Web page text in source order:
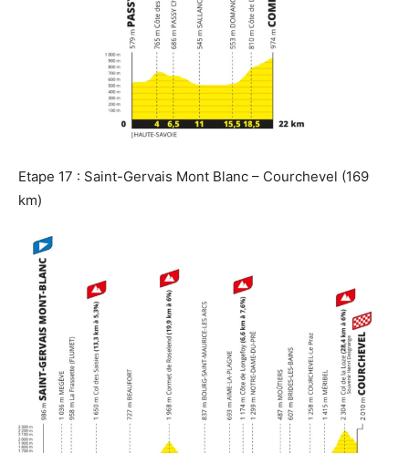
Etape 17 : Saint-Gervais Mont Blanc – Courchevel (169
km)